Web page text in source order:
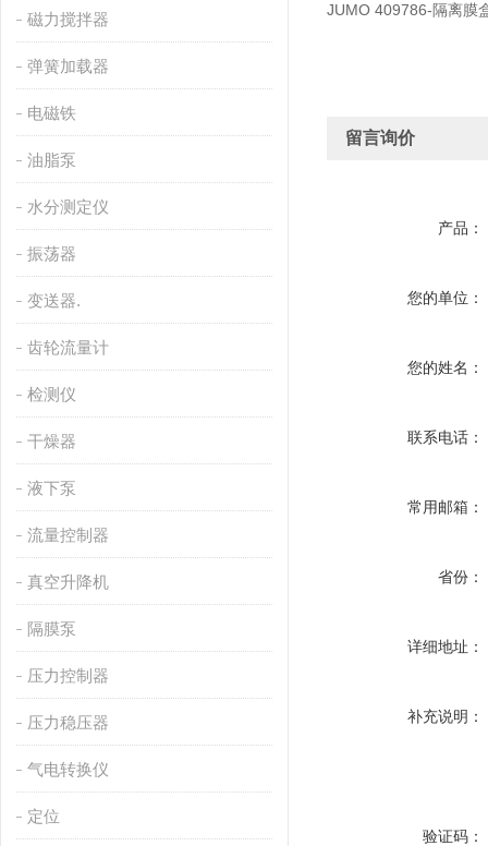
磁力搅拌器
弹簧加载器
电磁铁
油脂泵
水分测定仪
振荡器
变送器.
齿轮流量计
检测仪
干燥器
液下泵
流量控制器
真空升降机
隔膜泵
压力控制器
压力稳压器
气电转换仪
定位
JUMO 409786-隔离膜
留言询价
产品：
您的单位：
您的姓名：
联系电话：
常用邮箱：
省份：
详细地址：
补充说明：
验证码：